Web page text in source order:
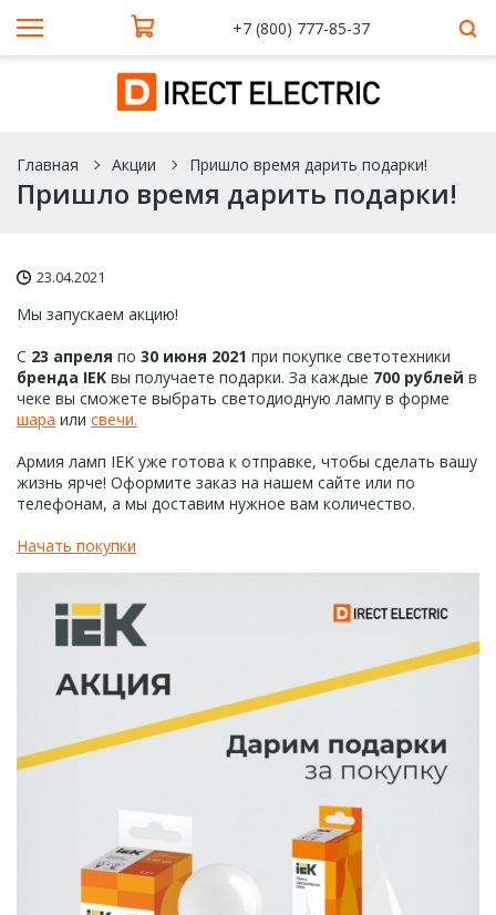
+7 (800) 777-85-37
Главная Акции Пришло время дарить подарки!
Пришло время дарить подарки!
23.04.2021
Мы запускаем акцию!
С 23 апреля по 30 июня 2021 при покупке светотехники
бренда IEK вы получаете подарки. За каждые 700 рублей в
чеке вы сможете выбрать светодиодную лампу в форме
шара или свечи.
Армия ламп IEK уже готова к отправке, чтобы сделать вашу
жизнь ярче! Оформите заказ на нашем сайте или по
телефонам, а мы доставим нужное вам количество.
Начать покупки